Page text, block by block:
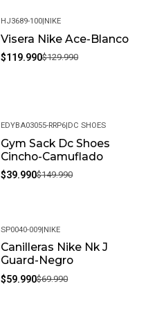
-8%
HJ3689-100|NIKE
Visera Nike Ace-Blanco
$119.990$129.990
-73%
EDYBA03055-RRP6|DC SHOES
Gym Sack Dc Shoes
Cincho-Camuflado
$39.990$149.990
-14%
SP0040-009|NIKE
Canilleras Nike Nk J
Guard-Negro
$59.990$69.990